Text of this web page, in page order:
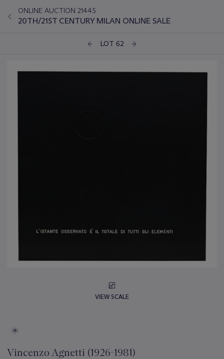
ONLINE AUCTION 21445
20TH/21ST CENTURY MILAN ONLINE SALE
LOT 62
VIEW SCALE
Vincenzo Agnetti (1926-1981)